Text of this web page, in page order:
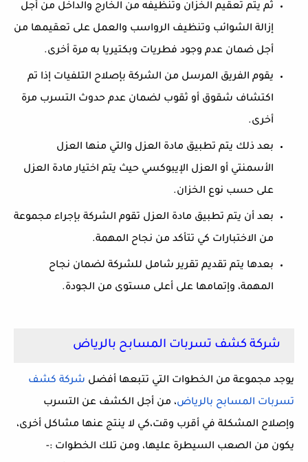
ثم يتم تعقيم الخزان وتنظيفه من الخارج والداخل من أجل
إزالة الشوائب وتنظيف الرواسب والعمل على تعقيمها من
أجل ضمان عدم وجود فطريات وبكتيريا به مرة أخرى.
يقوم الفريق المرسل من الشركة بإصلاح التلفيات إذا تم
اكتشاف شقوق أو ثقوب لضمان عدم حدوث التسرب مرة
أخرى.
بعد ذلك يتم تطبيق مادة العزل والتي منها العزل
الأسمنتي أو العزل الإيبوكسي حيث يتم اختيار مادة العزل
على حسب نوع الخزان.
بعد أن يتم تطبيق مادة العزل تقوم الشركة بإجراء مجموعة
من الاختبارات كي تتأكد من نجاح المهمة.
بعدها يتم تقديم تقرير شامل للشركة لضمان نجاح
المهمة، وإتمامها على أعلى مستوى من الجودة.
شركة كشف تسربات المسابح بالرياض
يوجد مجموعة من الخطوات التي تتبعها أفضل شركة كشف
تسربات المسابح بالرياض، من أجل الكشف عن التسرب
وإصلاح المشكلة في أقرب وقت،كي لا ينتج عنها مشاكل أخرى،
يكون من الصعب السيطرة عليها، ومن تلك الخطوات :-